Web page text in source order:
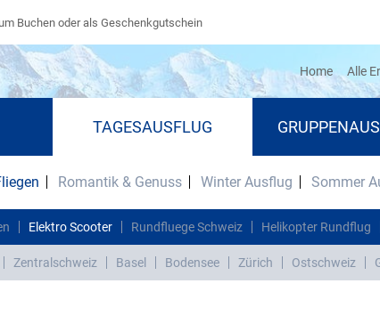
Buchen oder als Geschenkgutschein
Home(current)
Alle
TAGESAUSFLUG
Romantik & Genuss Winter Ausflug Sommer
Elektro Scooter Rundfluege Schweiz Helikopter Rundflug
Zentralschweiz Basel Bodensee Zürich Ostschweiz